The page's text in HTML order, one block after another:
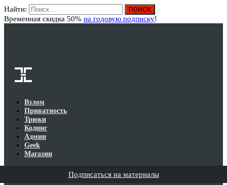
Найти:
Временная скидка 50% на годовую подписку!
Взлом
Приватность
Трюки
Кодинг
Админ
Geek
Магазин
Подписаться на материалы